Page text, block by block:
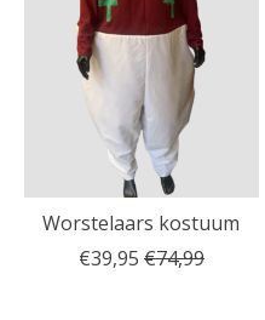
Worstelaars kostuum
€39,95 €74,99